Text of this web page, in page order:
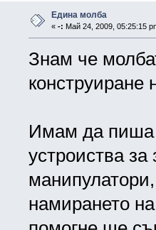
Едина молба
« -: Май 24, 2009, 05:25:15
Знам че
конструиране
Имам да пиша
устроиства
намирането